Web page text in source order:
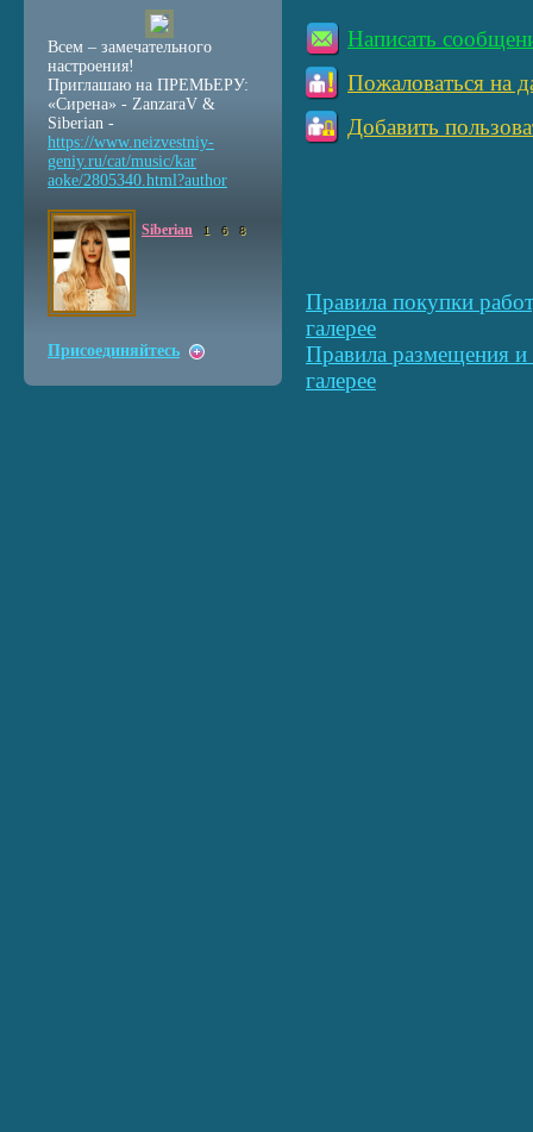
Написать
Пожаловаться на
Добавить
Правила покупки
галерее
Правила размещения
галерее
Всем – замечательного
настроения!
Приглашаю на ПРЕМЬЕРУ:
«Сирена» - ZanzaraV &
Siberian -
https://www.neizvestniy-
geniy.ru/cat/music/kar
aoke/2805340.html?author
Siberian 1 6 8
Присоединяйтесь